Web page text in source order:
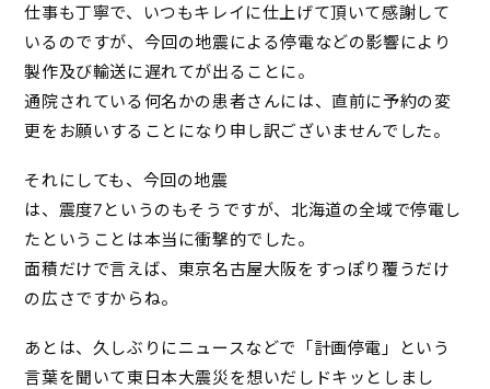
仕事も丁寧で、いつもキレイに仕上げて頂いて感謝して
いるのですが、今回の地震による停電などの影響により
製作及び輸送に遅れてが出ることに。
通院されている何名かの患者さんには、直前に予約の変
更をお願いすることになり申し訳ございませんでした。
それにしても、今回の地震
は、震度7というのもそうですが、北海道の全域で停電し
たということは本当に衝撃的でした。
面積だけで言えば、東京名古屋大阪をすっぽり覆うだけ
の広さですからね。
あとは、久しぶりにニュースなどで「計画停電」という
言葉を聞いて東日本大震災を想いだしドキッとしまし